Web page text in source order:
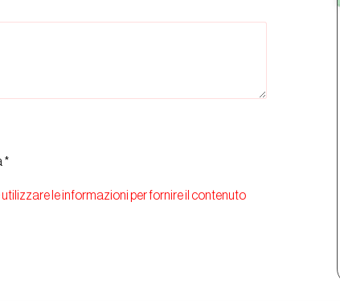
*
le informazioni per fornire il contenuto